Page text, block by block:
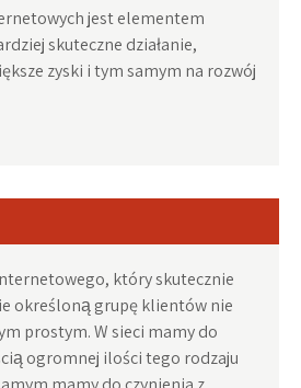
jest elementem
skuteczne działanie,
zyski i tym samym na rozwój
który skutecznie
określoną grupę klientów nie
prostym. W sieci mamy do
ogromnej ilości tego rodzaju